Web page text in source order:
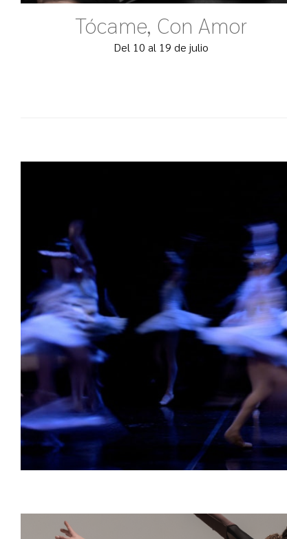
Tócame, Con Amor
Del 10 al 19 de julio